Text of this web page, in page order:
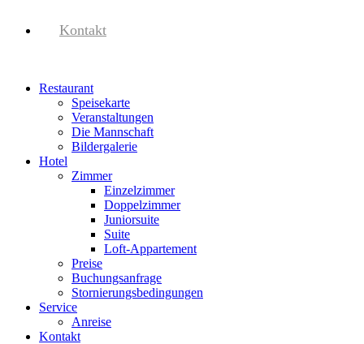
Kontakt
Restaurant
Speisekarte
Veranstaltungen
Die Mannschaft
Bildergalerie
Hotel
Zimmer
Einzelzimmer
Doppelzimmer
Juniorsuite
Suite
Loft-Appartement
Preise
Buchungsanfrage
Stornierungsbedingungen
Service
Anreise
Kontakt